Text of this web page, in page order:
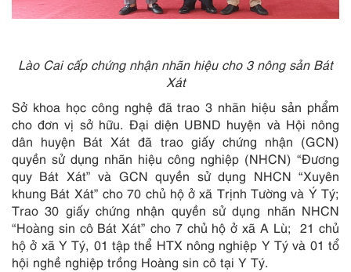
Lào Cai cấp chứng nhận nhãn hiệu cho 3 nông sản Bát
Xát
Sở khoa học công nghệ đã trao 3 nhãn hiệu sản phẩm
cho đơn vị sở hữu. Đại diện UBND huyện và Hội nông
dân huyện Bát Xát đã trao giấy chứng nhận (GCN)
quyền sử dụng nhãn hiệu công nghiệp (NHCN) “Đương
quy Bát Xát” và GCN quyền sử dụng NHCN “Xuyên
khung Bát Xát” cho 70 chủ hộ ở xã Trịnh Tường và Ý Tý;
Trao 30 giấy chứng nhận quyền sử dụng nhãn NHCN
“Hoàng sin cô Bát Xát” cho 7 chủ hộ ở xã A Lù; 21 chủ
hộ ở xã Y Tý, 01 tập thể HTX nông nghiệp Y Tý và 01 tổ
hội nghề nghiệp trồng Hoàng sin cô tại Y Tý.